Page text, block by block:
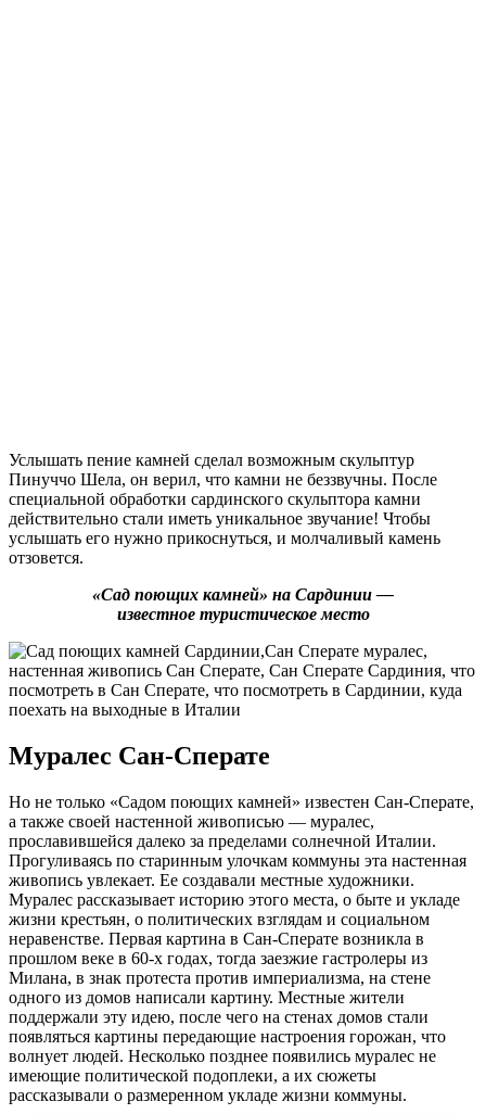
Услышать пение камней сделал возможным скульптур
Пинуччо Шела, он верил, что камни не беззвучны. После
специальной обработки сардинского скульптора камни
действительно стали иметь уникальное звучание! Чтобы
услышать его нужно прикоснуться, и молчаливый камень
отзовется.
«‎Сад поющих камней» на Сардинии —
известное туристическое место
Муралес Сан-Сперате
Но не только «‎Садом поющих камней» известен Сан-Сперате,
а также своей настенной живописью — муралес,
прославившейся далеко за пределами солнечной Италии.
Прогуливаясь по старинным улочкам коммуны эта настенная
живопись увлекает. Ее создавали местные художники.
Муралес рассказывает историю этого места, о быте и укладе
жизни крестьян, о политических взглядам и социальном
неравенстве. Первая картина в Сан-Сперате возникла в
прошлом веке в 60-х годах, тогда заезжие гастролеры из
Милана, в знак протеста против империализма, на стене
одного из домов написали картину. Местные жители
поддержали эту идею, после чего на стенах домов стали
появляться картины передающие настроения горожан, что
волнует людей. Несколько позднее появились муралес не
имеющие политической подоплеки, а их сюжеты
рассказывали о размеренном укладе жизни коммуны.